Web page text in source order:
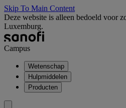
Skip To Main Content
Deze website is alleen bedoeld voor
Luxemburg.
Campus
Wetenschap
Hulpmiddelen
Producten